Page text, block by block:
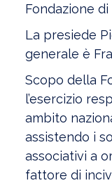
Fondazione
La presiede
generale è
Scopo della
l’esercizio
ambito
assistendo i
associativi a
fattore di